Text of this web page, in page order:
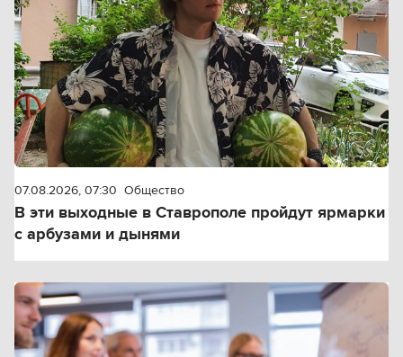
07.08.2026, 07:30 Общество
В эти выходные в Ставрополе пройдут ярмарки
с арбузами и дынями